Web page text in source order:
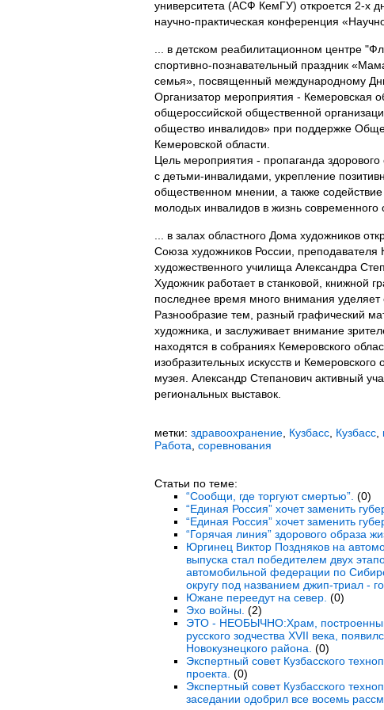
университета (АСФ КемГУ) откроется 2-х
научно-практическая конференция
... в детском реабилитационном центре
спортивно-познавательный праздник
семья», посвященный международному
Организатор мероприятия - Кемеровская
общероссийской общественной
общество инвалидов» при поддержке
Кемеровской области.
Цель мероприятия - пропаганда
с детьми-инвалидами, укрепление
общественном мнении, а также содействие
молодых инвалидов в жизнь современного
... в залах областного Дома художников
Союза художников России, преподавателя
художественного училища Александра
Художник работает в станковой, книжной
последнее время много внимания уделяет
Разнообразие тем, разный графический
художника, и заслуживает внимание
находятся в собраниях Кемеровского
изобразительных искусств и Кемеровского
музея. Александр Степанович активный
региональных выставок.
метки: здравоохранение, Кузбасс, Кузбасс,
Работа соревнования
Статьи по теме:
“Сообщи, где торгуют смертью”. (0)
“Единая Россия” хочет заменить
“Единая Россия” хочет заменить
“Горячая линия” здорового образа
Юргинец Виктор Поздняков на
выпуска стал победителем двух
автомобильной федерации по
округу под названием джип-триал -
Южане переедут на север. (0)
Эхо войны. (2)
ЭТО - НЕОБЫЧНО:Храм, построенный
русского зодчества XVII века,
Новокузнецкого района. (0)
Экспертный совет Кузбасского
проекта. (0)
Экспертный совет Кузбасского
заседании одобрил все восемь